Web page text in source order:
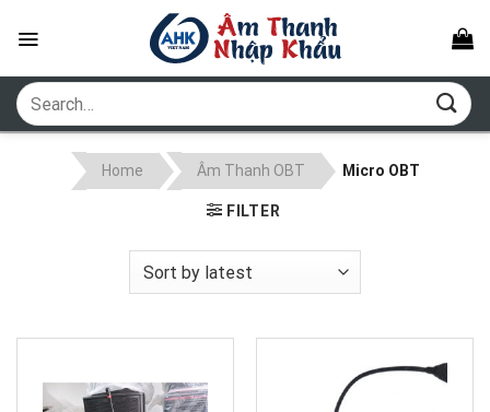
Search
for:
Home Âm Thanh OBT Micro OBT
FILTER